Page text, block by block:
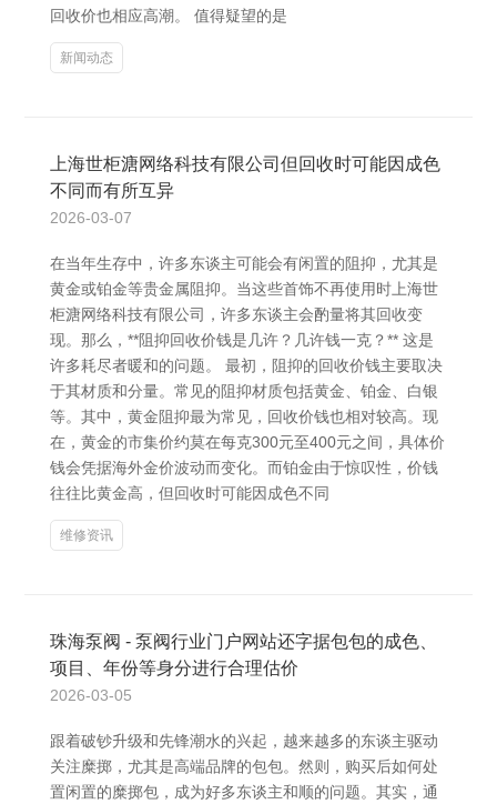
回收价也相应高潮。 值得疑望的是
新闻动态
上海世柜溏网络科技有限公司但回收时可能因成色
不同而有所互异
2026-03-07
在当年生存中，许多东谈主可能会有闲置的阻抑，尤其是
黄金或铂金等贵金属阻抑。当这些首饰不再使用时上海世
柜溏网络科技有限公司，许多东谈主会酌量将其回收变
现。那么，**阻抑回收价钱是几许？几许钱一克？** 这是
许多耗尽者暖和的问题。 最初，阻抑的回收价钱主要取决
于其材质和分量。常见的阻抑材质包括黄金、铂金、白银
等。其中，黄金阻抑最为常见，回收价钱也相对较高。现
在，黄金的市集价约莫在每克300元至400元之间，具体价
钱会凭据海外金价波动而变化。而铂金由于惊叹性，价钱
往往比黄金高，但回收时可能因成色不同
维修资讯
珠海泵阀 - 泵阀行业门户网站还字据包包的成色、
项目、年份等身分进行合理估价
2026-03-05
跟着破钞升级和先锋潮水的兴起，越来越多的东谈主驱动
关注糜掷，尤其是高端品牌的包包。然则，购买后如何处
置闲置的糜掷包，成为好多东谈主和顺的问题。其实，通